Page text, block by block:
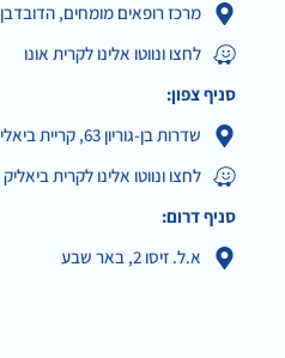
מרכז רופאים מומחים, הדובדבן 7 קריית אונו
לחצו ונווטו אלינו לקרית אונו
סניף צפון:
שדרות בן-גוריון 63, קריית ביאליק
לחצו ונווטו אלינו לקרית ביאליק
סניף דרום:
א.ל. זיסו 2, באר שבע